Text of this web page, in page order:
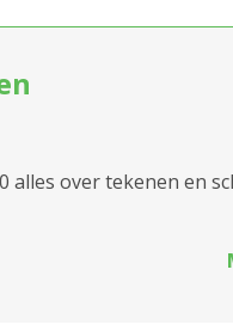
Antwerpen
Antwerpen-
alles over tekenen en